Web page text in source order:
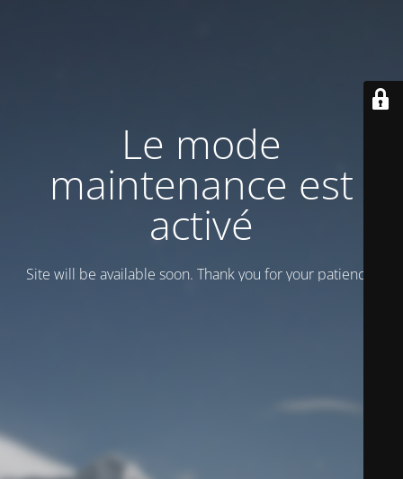
Le mode
maintenance est
activé
Site will be available soon. Thank you for your patience!